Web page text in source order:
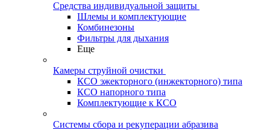
Средства индивидуальной защиты
Шлемы и комплектующие
Комбинезоны
Фильтры для дыхания
Еще
Камеры струйной очистки
КСО эжекторного (инжекторного) типа
КСО напорного типа
Комплектующие к КСО
Системы сбора и рекуперации абразива